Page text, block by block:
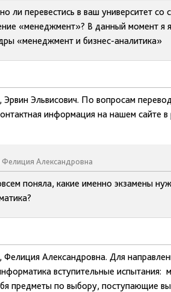
ли перевестись в ваш университет
«менеджмент»? В данный момент я
«менеджмент и бизнес-аналитика»
Эрвин Эльвисович. По вопросам
информация на нашем сайте в
Фелиция Александровна
поняла, какие именно экзамены
Фелиция Александровна. Для
вступительные испытания:
предметы по выбору, поступающие